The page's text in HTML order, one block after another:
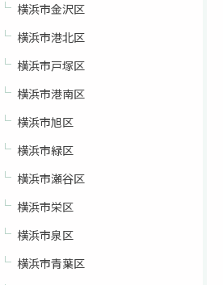
横浜市金沢区
横浜市港北区
横浜市戸塚区
横浜市港南区
横浜市旭区
横浜市緑区
横浜市瀬谷区
横浜市栄区
横浜市泉区
横浜市青葉区